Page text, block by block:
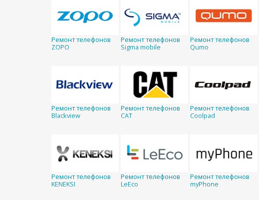
Ремонт телефонов
ZOPO
Ремонт телефонов
Sigma mobile
Ремонт телефонов
Qumo
Ремонт телефонов
Blackview
Ремонт телефонов
CAT
Ремонт телефонов
Coolpad
Ремонт телефонов
KENEKSI
Ремонт телефонов
LeEco
Ремонт телефонов
myPhone